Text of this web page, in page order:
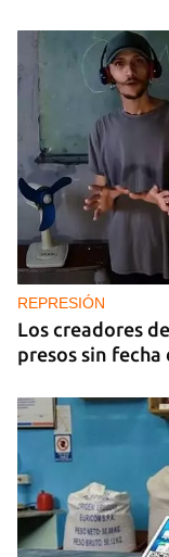
REPRESIÓN
Los creadores
presos sin fecha